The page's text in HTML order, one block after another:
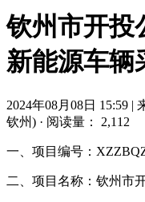
钦州市开投
新能源车辆
2024年08月08日 15:59 |
钦州) · 阅读量： 2,112
一、项目编号：
二、项目名称：钦州市